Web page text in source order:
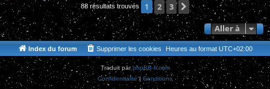
88 résultats trouvés 1 2 3
Suivante
Aller à
Index du forum Heures au format UTC+02:00
Supprimer les cookies
Traduit parphpBB-fr.com
Confidentialité| Conditions